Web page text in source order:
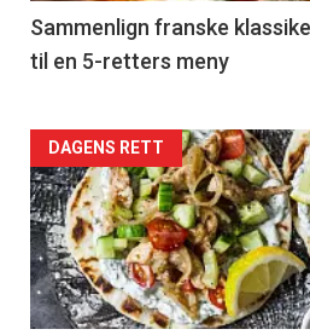
5
Sammenlign franske
til en 5-retters meny
Forsiden
akkurat
nå
-
DAGENS RETT